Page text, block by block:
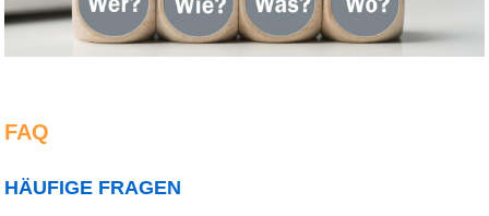
FAQ
HÄUFIGE FRAGEN